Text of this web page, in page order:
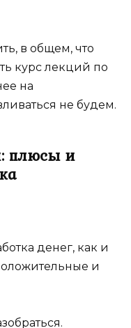
в общем, что
курс лекций по
на
не будем.
плюсы и
денег, как и
и